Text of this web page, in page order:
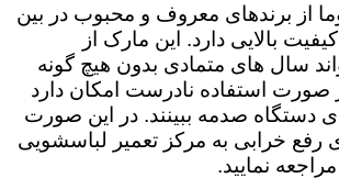
از برندهای معروف و محبوب در بین
بالایی دارد. این مارک از
سال های متمادی بدون هیچ گونه
صورت استفاده نادرست امکان دارد
دستگاه صدمه ببینند. در این صورت
رفع خرابی به مرکز تعمیر لباسشویی
نمایید.